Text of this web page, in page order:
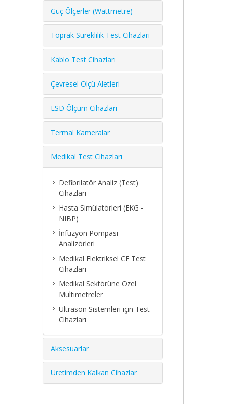
Güç Ölçerler (Wattmetre)
Toprak Süreklilik Test Cihazları
Kablo Test Cihazları
Çevresel Ölçü Aletleri
ESD Ölçüm Cihazları
Termal Kameralar
Medikal Test Cihazları
Defibrilatör Analiz (Test)
Cihazları
Hasta Simülatörleri (EKG -
NIBP)
İnfüzyon Pompası
Analizörleri
Medikal Elektriksel CE Test
Cihazları
Medikal Sektörüne Özel
Multimetreler
Ultrason Sistemleri için Test
Cihazları
Aksesuarlar
Üretimden Kalkan Cihazlar